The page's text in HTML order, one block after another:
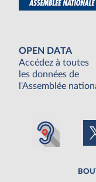
OPEN DATA
Accédez à toutes
les données de
l'Assemblée